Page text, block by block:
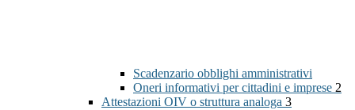
Scadenzario obblighi amministrativi
Oneri informativi per cittadini e imprese 2
Attestazioni OIV o struttura analoga 3